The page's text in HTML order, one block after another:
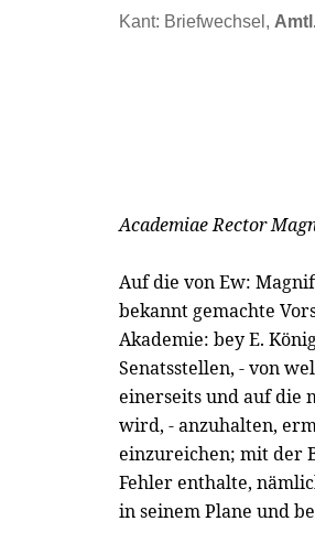
Kant: Briefwechsel,
Academiae Rector
Auf die von Ew:
bekannt gemachte
Akademie: bey E.
Senatsstellen, - von
einerseits und auf die
wird, - anzuhalten,
einzureichen; mit der
Fehler enthalte,
in seinem Plane und